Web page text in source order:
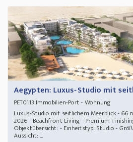
Aegypten: Luxus-Studio mit
PET0113 Immobilien-Port - Wohnung
Luxus-Studio mit seitlichem Meerblick - 66
2026 - Beachfront Living - Premium-
Objektübersicht: - Einheitstyp: Studio -
Aussicht: ...